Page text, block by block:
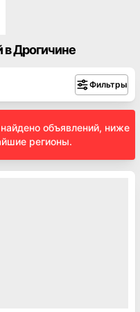
Дрогичине
Фильтры
объявлений, ниже
регионы.